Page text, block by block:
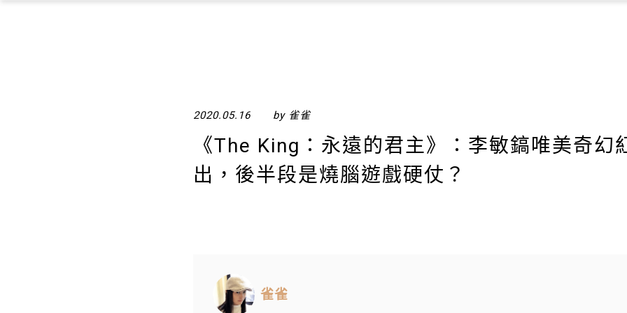
2020.05.16 by 雀雀
《The King：永遠的君主》：李敏鎬唯美奇幻
出，後半段是燒腦遊戲硬仗？
雀雀